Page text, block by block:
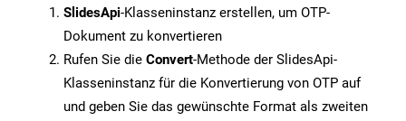
SlidesApi-Klasseninstanz erstellen, um OTP-
Dokument zu konvertieren
Rufen Sie die Convert-Methode der SlidesApi-
Klasseninstanz für die Konvertierung von OTP auf
und geben Sie das gewünschte Format als zweiten